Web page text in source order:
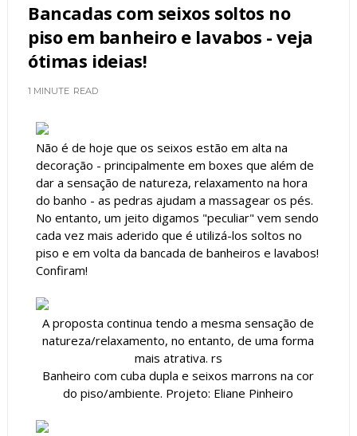
Bancadas com seixos soltos no
piso em banheiro e lavabos - veja
ótimas ideias!
1 MINUTE READ
Não é de hoje que os seixos estão em alta na
decoração - principalmente em boxes que além de
dar a sensação de natureza, relaxamento na hora
do banho - as pedras ajudam a massagear os pés.
No entanto, um jeito digamos "peculiar" vem sendo
cada vez mais aderido que é utilizá-los soltos no
piso e em volta da bancada de banheiros e lavabos!
Confiram!
A proposta continua tendo a mesma sensação de
natureza/relaxamento, no entanto, de uma forma
mais atrativa. rs
Banheiro com cuba dupla e seixos marrons na cor
do piso/ambiente. Projeto: Eliane Pinheiro